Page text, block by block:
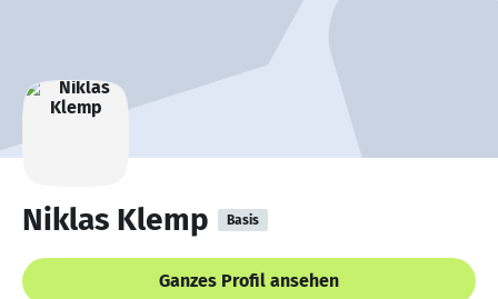
Niklas Klemp Basis
Ganzes Profil ansehen